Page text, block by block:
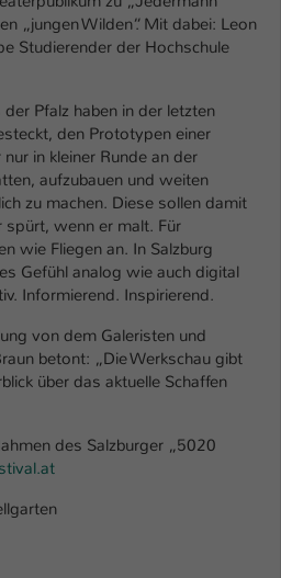
„jungen Wilden“. Mit dabei: Leon
Studierender der Hochschule
Pfalz haben in der letzten
den Prototypen einer
in kleiner Runde an der
aufzubauen und weiten
zu machen. Diese sollen damit
spürt, wenn er malt. Für
wie Fliegen an. In Salzburg
Gefühl analog wie auch digital
Informierend. Inspirierend.
von dem Galeristen und
betont: „Die Werkschau gibt
über das aktuelle Schaffen
des Salzburger „5020
Unter anderem eine zufällig
ID, für die historische
Ihrer vorgenommen
dies eingestellt hat.
/ PHPSESSID
TYPO3. Es speichert im Fall
Logins die Session-ID. So
eingeloggte Benutzer
werden und es wird ihm
geschützten Bereichen